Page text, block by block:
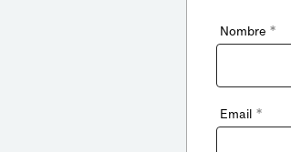
Nombre *
Email *